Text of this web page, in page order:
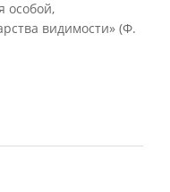
особой,
видимости» (Ф.